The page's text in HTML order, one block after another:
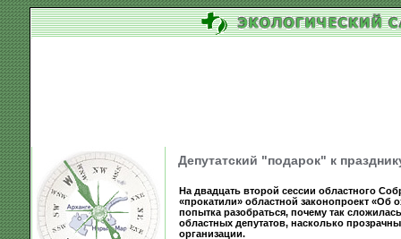
Депутатский "подарок" к
На двадцать второй сессии областного
«прокатили» областной законопроект «Об
попытка разобраться, почему так
областных депутатов, насколько
организации.